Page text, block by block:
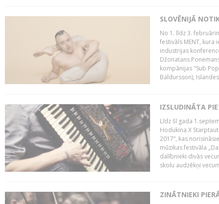
SLOVĒNIJĀ
No 1. līdz 3.
festivāls MENT, kura
industrijas
Džonatans
kompānijas "Sub
Baldursson),
IZSLUDINĀTA
Līdz šī gada
Hodukina X
2017”, kas
mūzikas festivāla
dalībnieki divās
skolu audzēkņi
ZINĀTNIEKI